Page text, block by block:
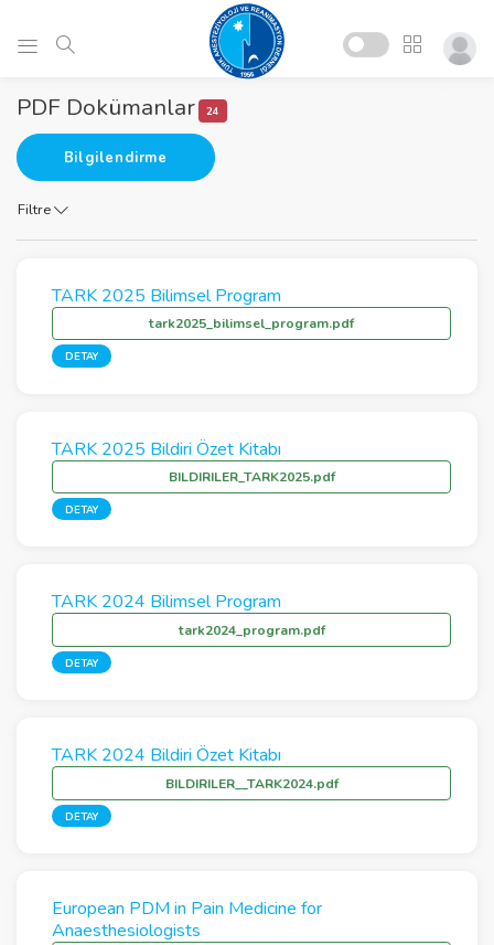
PDF Dokümanlar 24
Bilgilendirme
Filtre
TARK 2025 Bilimsel Program
tark2025_bilimsel_program.pdf
DETAY
TARK 2025 Bildiri Özet Kitabı
BILDIRILER_TARK2025.pdf
DETAY
TARK 2024 Bilimsel Program
tark2024_program.pdf
DETAY
TARK 2024 Bildiri Özet Kitabı
BILDIRILER__TARK2024.pdf
DETAY
European PDM in Pain Medicine for
Anaesthesiologists